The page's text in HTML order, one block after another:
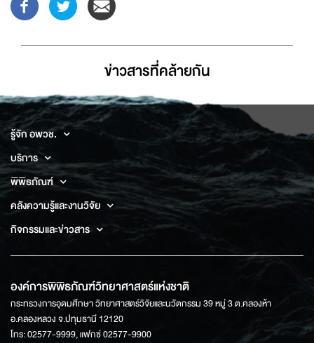
ข่าวสารที่่คล้ายกัน
รู้จัก อพวช.
บริการ
พิพิธภัณฑ์
คลังความรู้และงานวิจัย
กิจกรรมและข่าวสาร
องค์การพิพิธภัณฑ์วิทยาศาสตร์แห่งชาติ
กระทรวงการอุดมศึกษา วิทยาศาสตร์วิจัยและนวัตกรรม 39 หมู่ 3 ต.คลองห้า
อ.คลองหลวง จ.ปทุมธานี 12120
โทร: 02577-9999, แฟกซ์ 02577-9900